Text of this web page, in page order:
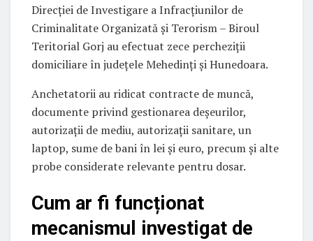
Direcției de Investigare a Infracțiunilor de
Criminalitate Organizată și Terorism – Biroul
Teritorial Gorj au efectuat zece percheziții
domiciliare în județele Mehedinți și Hunedoara.
Anchetatorii au ridicat contracte de muncă,
documente privind gestionarea deșeurilor,
autorizații de mediu, autorizații sanitare, un
laptop, sume de bani în lei și euro, precum și alte
probe considerate relevante pentru dosar.
Cum ar fi funcționat
mecanismul investigat de